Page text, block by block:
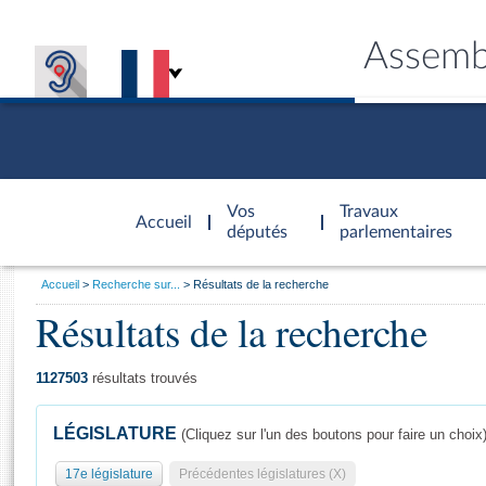
Accueil
d'accueil
Vos
députés
Travaux
parlementaires
Général
Vous
Accueil Recherche sur... Résultats de la recherche
Résultats de la recherche
1127503 résultats trouvés
LÉGISLATURE (Cliquez sur l'un des boutons pour faire un choix)
17e législature Précédentes législatures (X)